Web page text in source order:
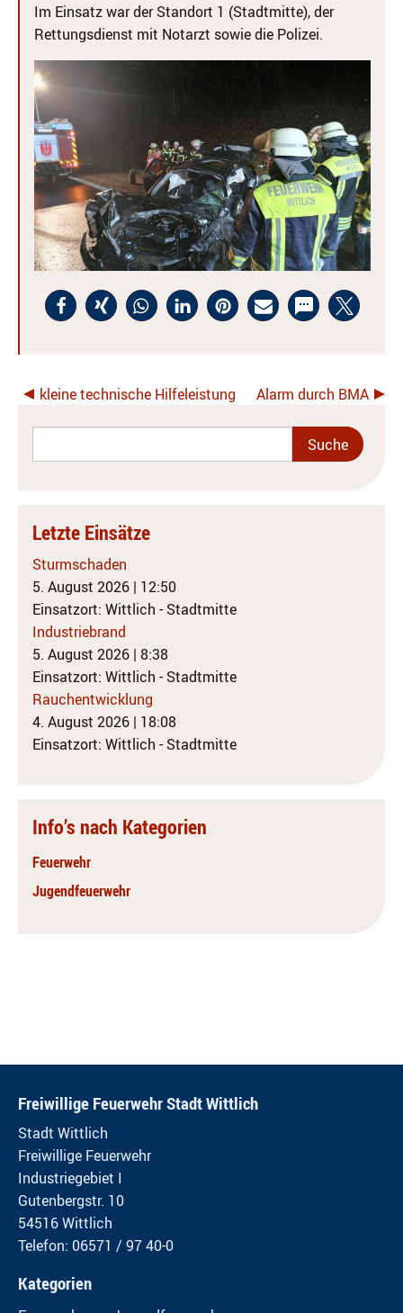
Im Einsatz war der Standort 1 (Stadtmitte), der
Rettungsdienst mit Notarzt sowie die Polizei.
kleine technische Hilfeleistung Alarm durch BMA
Letzte Einsätze
Sturmschaden
5. August 2026 | 12:50
Einsatzort: Wittlich - Stadtmitte
Industriebrand
5. August 2026 | 8:38
Einsatzort: Wittlich - Stadtmitte
Rauchentwicklung
4. August 2026 | 18:08
Einsatzort: Wittlich - Stadtmitte
Info’s nach Kategorien
Feuerwehr
Jugendfeuerwehr
Freiwillige Feuerwehr Stadt Wittlich
Stadt Wittlich
Freiwillige Feuerwehr
Industriegebiet I
Gutenbergstr. 10
54516 Wittlich
Telefon: 06571 / 97 40-0
Kategorien